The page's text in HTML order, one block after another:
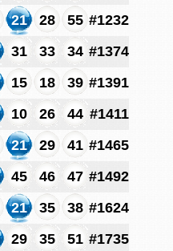
21 28 55 #1232
31 33 34 #1374
15 18 39 #1391
10 26 44 #1411
21 29 41 #1465
45 46 47 #1492
21 35 38 #1624
29 35 51 #1735